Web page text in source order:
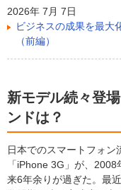
2026年 7月 7日
ビジネスの成果を最大
（前編）
新モデル続々登
ンドは？
日本でのスマートフォン
「iPhone 3G」が、
来6年余りが過ぎた。最